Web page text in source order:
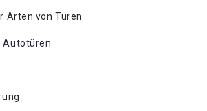
Arten von Türen
Autotüren